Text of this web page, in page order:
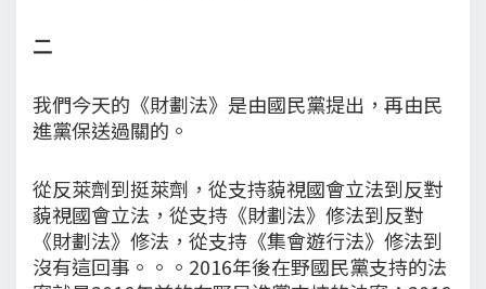
二
我們今天的《財劃法》是由國民黨提出，再由民
進黨保送過關的。
從反萊劑到挺萊劑，從支持藐視國會立法到反對
藐視國會立法，從支持《財劃法》修法到反對
《財劃法》修法，從支持《集會遊行法》修法到
沒有這回事。。。2016年後在野國民黨支持的法